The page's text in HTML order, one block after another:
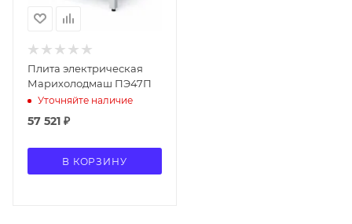
Плита электрическая
Марихолодмаш ПЭ47П
Уточняйте наличие
57 521 ₽
В КОРЗИНУ